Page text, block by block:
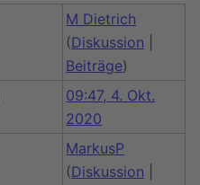
M Dietrich
(Diskussion
Beiträge)
09:47, 4. Okt.
2020
MarkusP
(Diskussion